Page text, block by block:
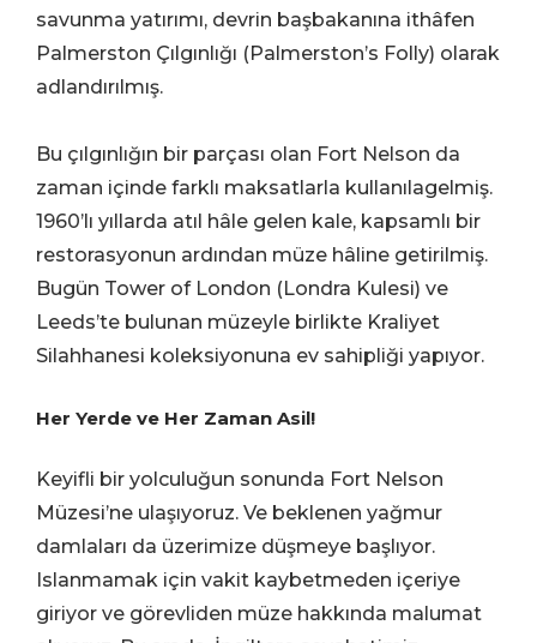
savunma yatırımı, devrin başbakanına ithâfen
Palmerston Çılgınlığı (Palmerston’s Folly) olarak
adlandırılmış.
Bu çılgınlığın bir parçası olan Fort Nelson da
zaman içinde farklı maksatlarla kullanılagelmiş.
1960’lı yıllarda atıl hâle gelen kale, kapsamlı bir
restorasyonun ardından müze hâline getirilmiş.
Bugün Tower of London (Londra Kulesi) ve
Leeds’te bulunan müzeyle birlikte Kraliyet
Silahhanesi koleksiyonuna ev sahipliği yapıyor.
Her Yerde ve Her Zaman Asil!
Keyifli bir yolculuğun sonunda Fort Nelson
Müzesi’ne ulaşıyoruz. Ve beklenen yağmur
damlaları da üzerimize düşmeye başlıyor.
Islanmamak için vakit kaybetmeden içeriye
giriyor ve görevliden müze hakkında malumat